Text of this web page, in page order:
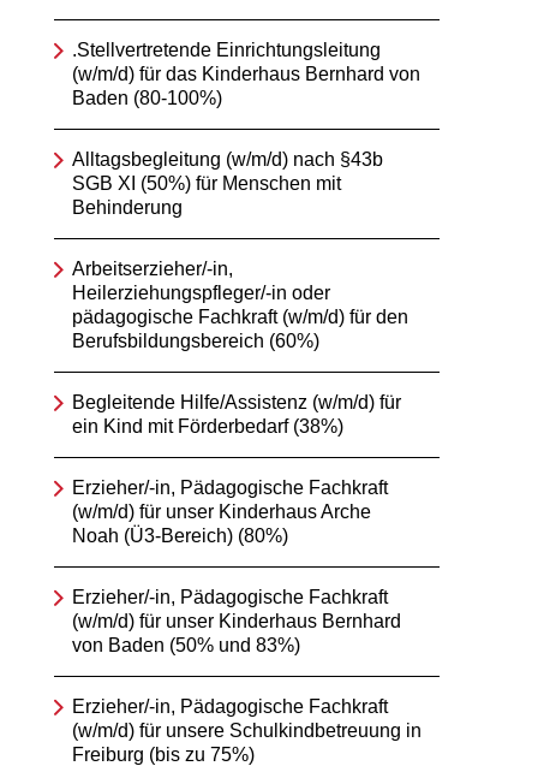
.Stellvertretende Einrichtungsleitung
(w/m/d) für das Kinderhaus Bernhard von
Baden (80-100%)
Alltagsbegleitung (w/m/d) nach §43b
SGB XI (50%) für Menschen mit
Behinderung
Arbeitserzieher/-in,
Heilerziehungspfleger/-in oder
pädagogische Fachkraft (w/m/d) für den
Berufsbildungsbereich (60%)
Begleitende Hilfe/Assistenz (w/m/d) für
ein Kind mit Förderbedarf (38%)
Erzieher/-in, Pädagogische Fachkraft
(w/m/d) für unser Kinderhaus Arche
Noah (Ü3-Bereich) (80%)
Erzieher/-in, Pädagogische Fachkraft
(w/m/d) für unser Kinderhaus Bernhard
von Baden (50% und 83%)
Erzieher/-in, Pädagogische Fachkraft
(w/m/d) für unsere Schulkindbetreuung in
Freiburg (bis zu 75%)